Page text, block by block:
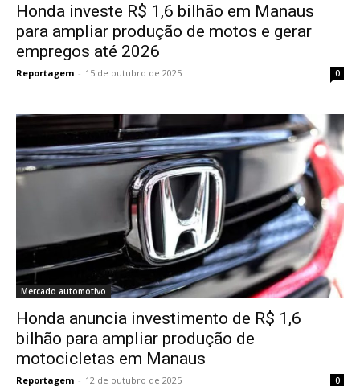
Honda investe R$ 1,6 bilhão em Manaus
para ampliar produção de motos e gerar
empregos até 2026
Reportagem - 15 de outubro de 2025 0
Mercado automotivo
Honda anuncia investimento de R$ 1,6
bilhão para ampliar produção de
motocicletas em Manaus
Reportagem - 12 de outubro de 2025 0